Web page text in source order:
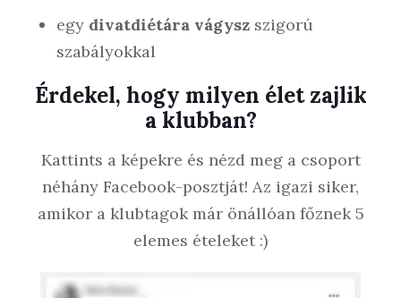
egy divatdiétára vágysz szigorú
szabályokkal
Érdekel, hogy milyen élet zajlik
a klubban?
Kattints a képekre és nézd meg a csoport
néhány Facebook-posztját! Az igazi siker,
amikor a klubtagok már önállóan főznek 5
elemes ételeket :)